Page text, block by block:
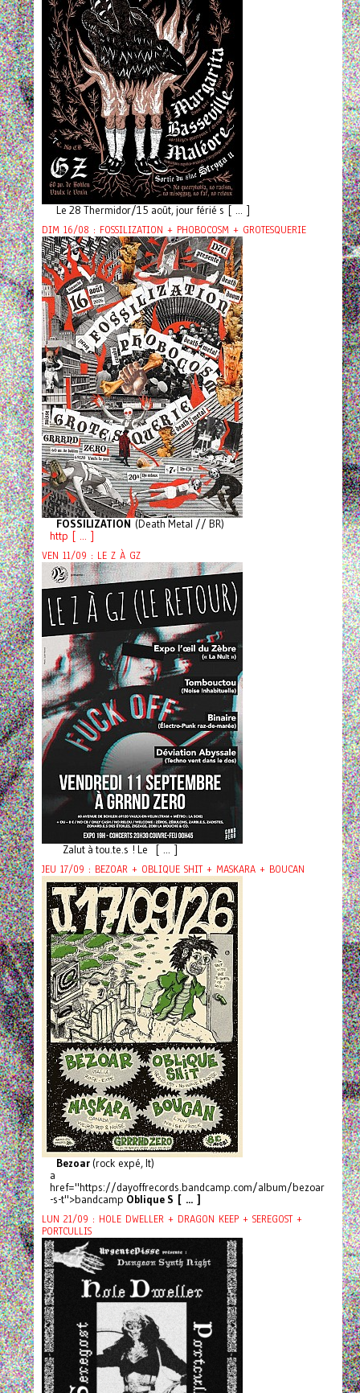
Le 28 Thermidor/15 août, jour férié s [ ... ]
DIM 16/08 : FOSSILIZATION + PHOBOCOSM + GROTESQUERIE
FOSSILIZATION (Death Metal // BR)
http [ ... ]
VEN 11/09 : LE Z À GZ
Zalut à tou.te.s ! Le [ ... ]
JEU 17/09 : BEZOAR + OBLIQUE SHIT + MASKARA + BOUCAN
Bezoar(rock expé, It)
a
href="https://dayoffrecords.bandcamp.com/album/bezoar
-s-t">bandcamp Oblique S [ ... ]
LUN 21/09 : HOLE DWELLER + DRAGON KEEP + SEREGOST +
PORTCULLIS